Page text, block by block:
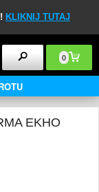
KLIKNIJ TUTAJ
0
EKHO